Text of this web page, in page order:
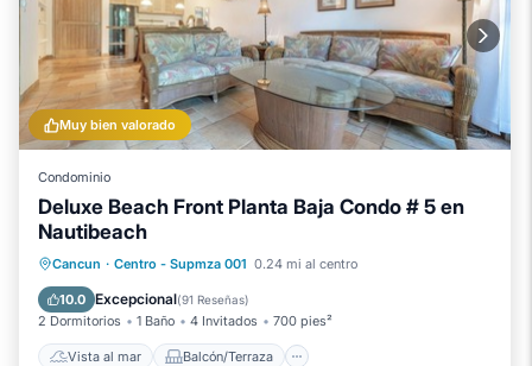
Muy bien valorado
Condominio
Deluxe Beach Front Planta Baja Condo # 5 en
Nautibeach
Cancun · Centro - Supmza 001 0.24 mi al centro
10.0 Excepcional(91 Reseñas)
2 Dormitorios 1 Baño 4 Invitados 700 pies²
Vista al mar Balcón/Terraza
Vista al mar
Balcón/Terraza
Vistas
Cocina